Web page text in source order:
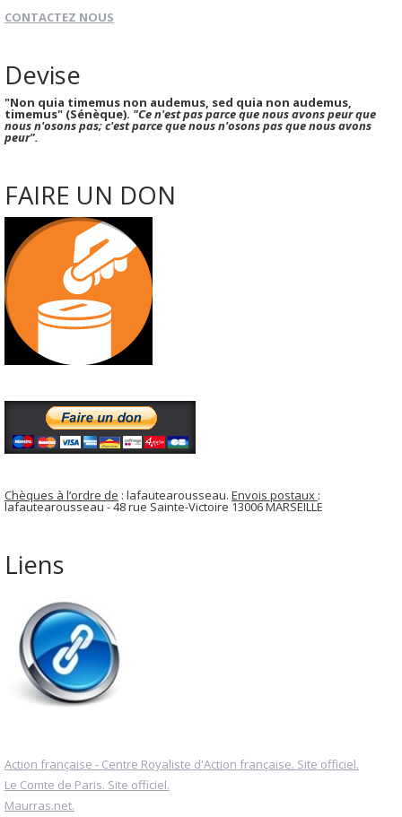
CONTACTEZ NOUS
Devise
"Non quia timemus non audemus, sed quia non audemus,
timemus" (Sénèque). "Ce n'est pas parce que nous avons peur que
nous n'osons pas; c'est parce que nous n'osons pas que nous avons
peur".
FAIRE UN DON
Chèques à l’ordre de : lafautearousseau. Envois postaux :
lafautearousseau - 48 rue Sainte-Victoire 13006 MARSEILLE
Liens
Action française - Centre Royaliste d'Action française. Site officiel.
Le Comte de Paris. Site officiel.
Maurras.net.